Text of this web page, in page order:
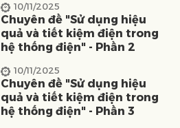
10/11/2025
Chuyên đề "Sử dụng hiệu
quả và tiết kiệm điện trong
hệ thống điện" - Phần 2
10/11/2025
Chuyên đề "Sử dụng hiệu
quả và tiết kiệm điện trong
hệ thống điện" - Phần 3